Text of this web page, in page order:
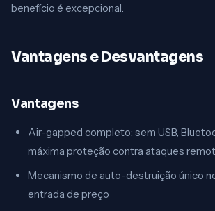
benefício é excepcional.
Vantagens e Desvantagens
Vantagens
Air-gapped completo: sem USB,
máxima proteção contra ataques
Mecanismo de auto-destruição único
entrada de preço